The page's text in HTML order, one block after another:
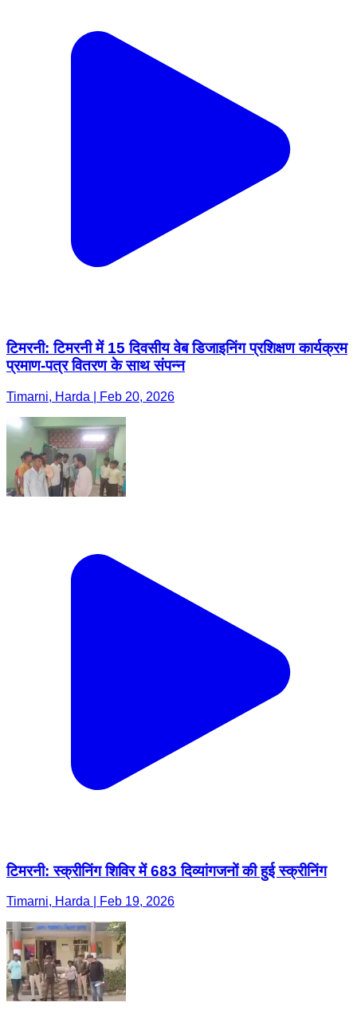
टिमरनी: टिमरनी में 15 दिवसीय वेब डिजाइनिंग प्रशिक्षण कार्यक्रम
प्रमाण-पत्र वितरण के साथ संपन्न
Timarni, Harda | Feb 20, 2026
टिमरनी: स्क्रीनिंग शिविर में 683 दिव्यांगजनों की हुई स्क्रीनिंग
Timarni, Harda | Feb 19, 2026